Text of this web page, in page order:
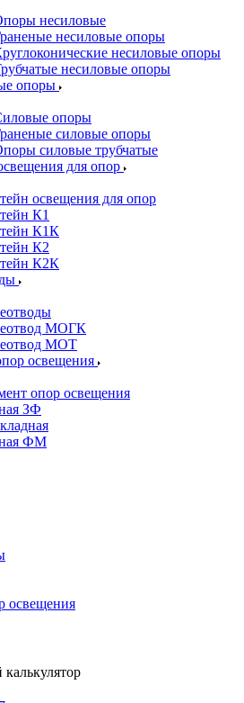
несиловые
несиловые опоры
несиловые опоры
несиловые опоры
опоры
опоры
силовые опоры
силовые трубчатые
для опор
освещения для опор
К1
К1К
К2
К2К
МОГК
МОТ
освещения
опор освещения
ЗФ
ФМ
освещения